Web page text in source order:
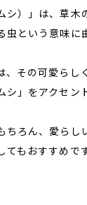
シ）」は、草木
という意味に
、その可愛らし
」をアクセン
ちろん、愛らし
もおすすめです